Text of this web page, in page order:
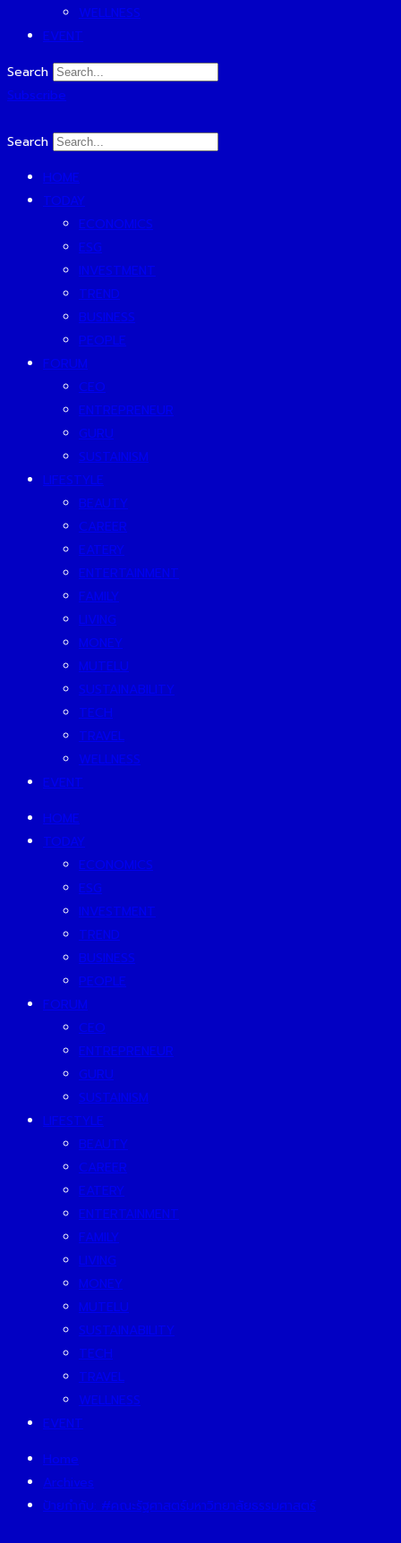
WELLNESS
EVENT
Search
Subscribe
Search
HOME
TODAY
ECONOMICS
ESG
INVESTMENT
TREND
BUSINESS
PEOPLE
FORUM
CEO
ENTREPRENEUR
GURU
SUSTAINISM
LIFESTYLE
BEAUTY
CAREER
EATERY
ENTERTAINMENT
FAMILY
LIVING
MONEY
MUTELU
SUSTAINABILITY
TECH
TRAVEL
WELLNESS
EVENT
HOME
TODAY
ECONOMICS
ESG
INVESTMENT
TREND
BUSINESS
PEOPLE
FORUM
CEO
ENTREPRENEUR
GURU
SUSTAINISM
LIFESTYLE
BEAUTY
CAREER
EATERY
ENTERTAINMENT
FAMILY
LIVING
MONEY
MUTELU
SUSTAINABILITY
TECH
TRAVEL
WELLNESS
EVENT
Home
Archives
ป้ายกำกับ: #คณะรัฐศาสตร์มหาวิทยาลัยธรรมศาสตร์